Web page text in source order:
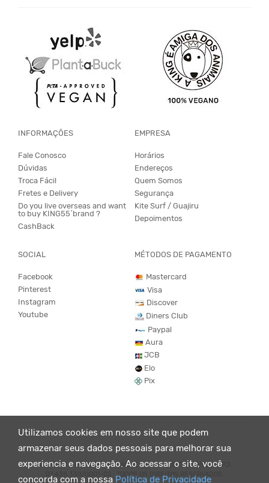
Utilizamos cookies em nosso site que podem
armazenar seus dados pessoais para melhorar sua
experiencia e navegação. Ao acessar o site, você
concorda com a nossa Política de Privacidade
INFORMAÇÕES
Fale Conosco
Dúvidas
Troca Fácil
Fretes e Delivery
Do you live overseas and want
to buy KING55´brand ?
CashBack
EMPRESA
Horários
Endereços
Quem Somos
Segurança
Kite Surf / Guajiru
Depoimentos
SOCIAL
Facebook
Pinterest
Instagram
Youtube
MÉTODOS DE PAGAMENTO
Mastercard
Visa
Discover
Diners Club
Paypal
Aura
JCB
Elo
Pix
© KING55 - LOJA DE ROUPAS VEGANO E SUSTENTÁVEL. CNPJ:
07.438.330/0001-02 . TODOS OS DIREITOS RESERVADOS.